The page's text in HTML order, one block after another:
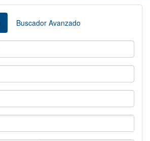
Buscador Avanzado